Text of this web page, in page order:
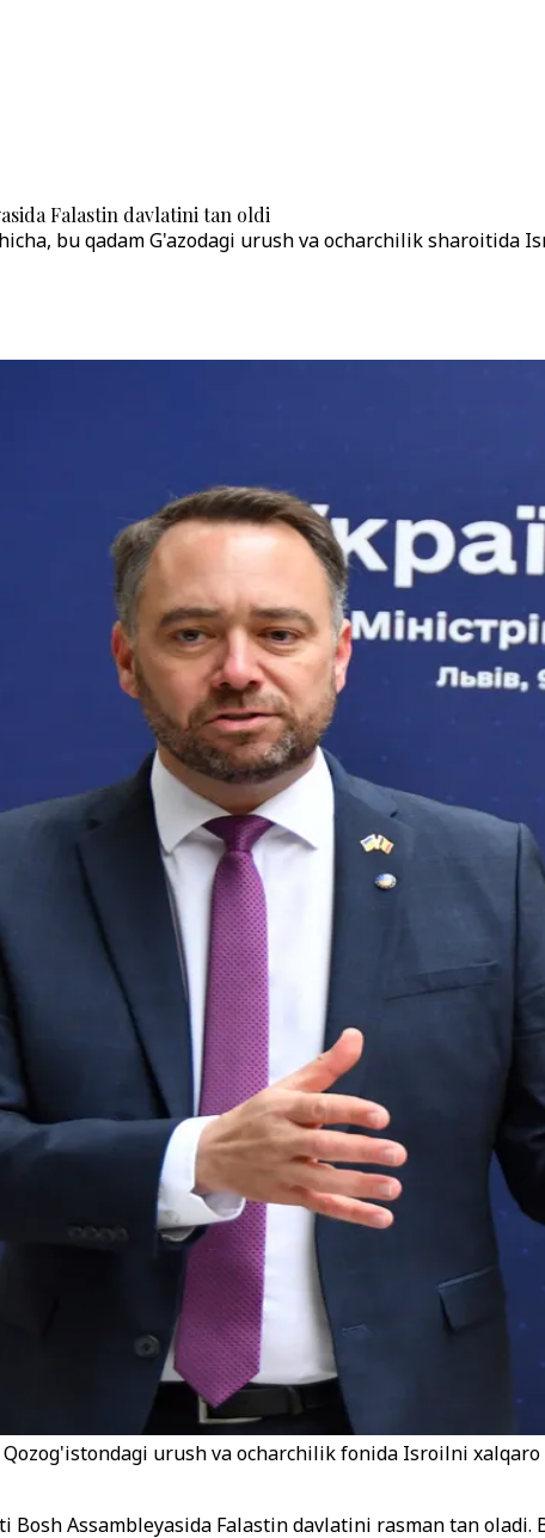
Falastin davlatini tan oldi
bu qadam G'azodagi urush va ocharchilik sharoitida
urush va ocharchilik fonida Isroilni
Assambleyasida Falastin davlatini rasman tan oladi.